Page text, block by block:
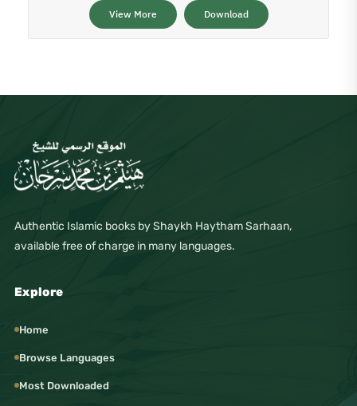
View More Download
Authentic Islamic books by Shaykh Haytham Sarhaan,
available free of charge in many languages.
Explore
Home
Browse Languages
Most Downloaded